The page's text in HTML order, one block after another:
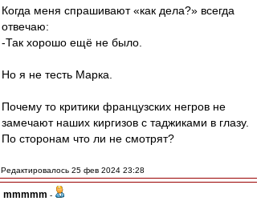
Когда меня спрашивают «как дела?» всегда
отвечаю:
-Так хорошо ещё не было.
Но я не тесть Марка.
Почему то критики французских негров не
замечают наших киргизов с таджиками в глазу.
По сторонам что ли не смотрят?
Редактировалось 25 фев 2024 23:28
mmmmm -